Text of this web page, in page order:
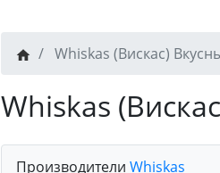
Whiskas (Вискас)
Whiskas
Производители Whiskas